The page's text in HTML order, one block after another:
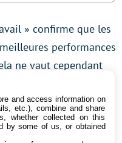
» confirme que les
performances
ne vaut cependant
durs
d’espace et
permettent en
la même
and access information on
etc.), combine and share
whether collected on this
by some of us, or obtained